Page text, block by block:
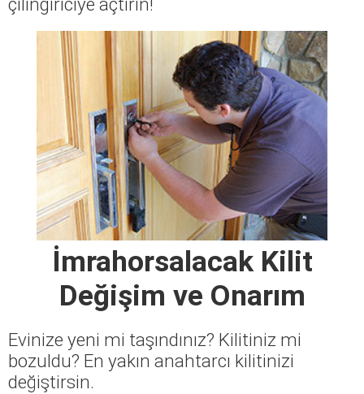
İmrahorsalacak Kilit
Değişim ve Onarım
Evinize yeni mi taşındınız? Kilitiniz mi
bozuldu? En yakın anahtarcı kilitinizi
değiştirsin.